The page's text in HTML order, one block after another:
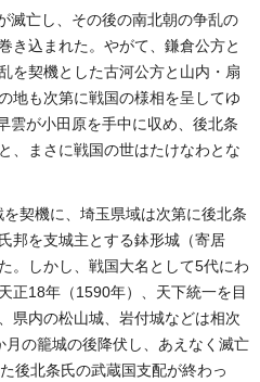
滅亡し、その後の南北朝の争乱の
き込まれた。やがて、鎌倉公方と
を契機とした古河公方と山内・扇
地も次第に戦国の様相を呈してゆ
雲が小田原を手中に収め、後北条
、まさに戦国の世はたけなわとな
契機に、埼玉県域は次第に後北条
邦を支城主とする鉢形城（寄居
。しかし、戦国大名として5代にわ
正18年（1590年）、天下統一を目
県内の松山城、岩付城などは相次
の籠城の後降伏し、あえなく滅亡
後北条氏の武蔵国支配が終わっ